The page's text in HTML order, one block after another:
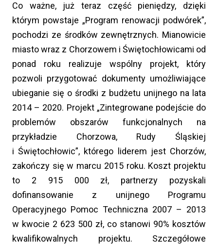
Co ważne, już teraz część pieniędzy, dzięki
którym powstaje „Program renowacji podwórek”,
pochodzi ze środków zewnętrznych. Mianowicie
miasto wraz z Chorzowem i Świętochłowicami od
ponad roku realizuje wspólny projekt, który
pozwoli przygotować dokumenty umożliwiające
ubieganie się o środki z budżetu unijnego na lata
2014 – 2020. Projekt „Zintegrowane podejście do
problemów obszarów funkcjonalnych na
przykładzie Chorzowa, Rudy Śląskiej
i Świętochłowic”, którego liderem jest Chorzów,
zakończy się w marcu 2015 roku. Koszt projektu
to 2 915 000 zł, partnerzy pozyskali
dofinansowanie z unijnego Programu
Operacyjnego Pomoc Techniczna 2007 – 2013
w kwocie 2 623 500 zł, co stanowi 90% kosztów
kwalifikowalnych projektu. Szczegółowe